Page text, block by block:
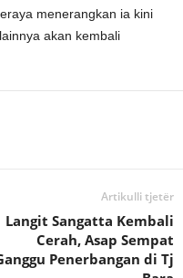
menerangkan ia kini
akan kembali
Artikulli tjetër
Langit Sangatta Kembali
Cerah, Asap Sempat
Penerbangan di Tj